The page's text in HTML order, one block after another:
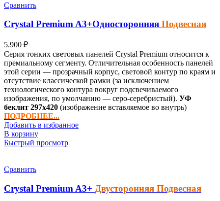
Сравнить
Crystal PremiumA3+Односторонняя Подвесная
5.900 ₽
Серия тонких световых панелей Crystal Premium относится к
премиальному сегменту. Отличительная особенность панелей
этой серии — прозрачный корпус, световой контур по краям и
отсутствие классической рамки (за исключением
технологического контура вокруг подсвечиваемого
изображения, по умолчанию — серо-серебристый). УФ
беклит 297х420 (изображение вставляемое во внутрь)
ПОДРОБНЕЕ...
Добавить в избранное
В корзину
Быстрый просмотр
Сравнить
Crystal Premium A3+ Двусторонняя Подвесная